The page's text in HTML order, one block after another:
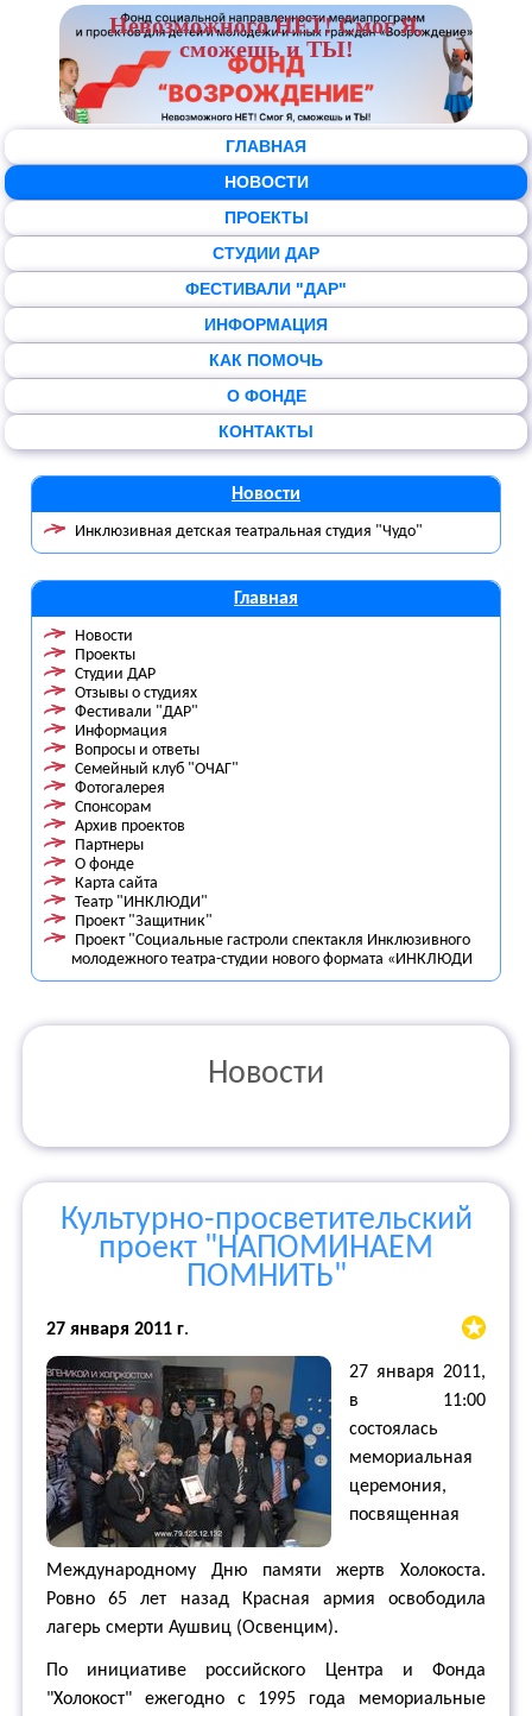
Невозможного НЕТ! Смог Я,
сможешь и ТЫ!
ГЛАВНАЯ
НОВОСТИ
ПРОЕКТЫ
СТУДИИ ДАР
ФЕСТИВАЛИ "ДАР"
ИНФОРМАЦИЯ
КАК ПОМОЧЬ
О ФОНДЕ
КОНТАКТЫ
Новости
Инклюзивная детская театральная студия "Чудо"
Главная
Новости
Проекты
Студии ДАР
Отзывы о студиях
Фестивали "ДАР"
Информация
Вопросы и ответы
Семейный клуб "ОЧАГ"
Фотогалерея
Спонсорам
Архив проектов
Партнеры
О фонде
Карта сайта
Театр "ИНКЛЮДИ"
Проект "Защитник"
Проект "Социальные гастроли спектакля Инклюзивного
молодежного театра-студии нового формата «ИНКЛЮДИ
Новости
Культурно-просветительский
проект "НАПОМИНАЕМ
ПОМНИТЬ"
27 января 2011 г.
27 января 2011,
в 11:00
состоялась
мемориальная
церемония,
посвященная
Международному Дню памяти жертв Холокоста.
Ровно 65 лет назад Красная армия освободила
лагерь смерти Аушвиц (Освенцим).
По инициативе российского Центра и Фонда
"Холокост" ежегодно с 1995 года мемориальные